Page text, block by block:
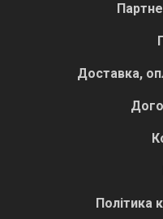
Доставка,
Політика